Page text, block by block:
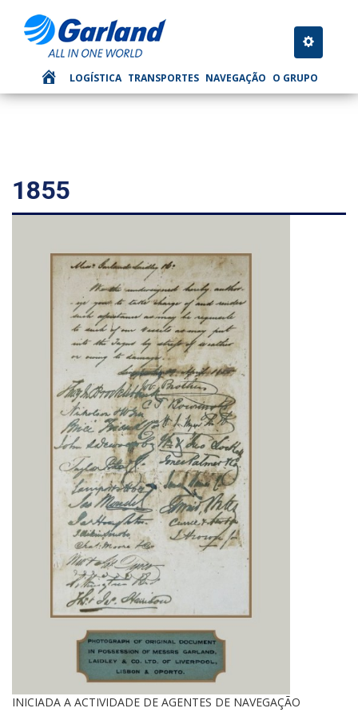
Toggle
LOGÍSTICA TRANSPORTES NAVEGAÇÃO O GRUPO
1855
INICIADA A ACTIVIDADE DE AGENTES DE NAVEGAÇÃO